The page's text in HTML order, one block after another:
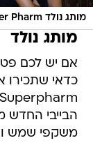
מותג נולד Erroca by Super Pharm
מותג נולד
אם יש לכם
כדאי
משקפי שמש